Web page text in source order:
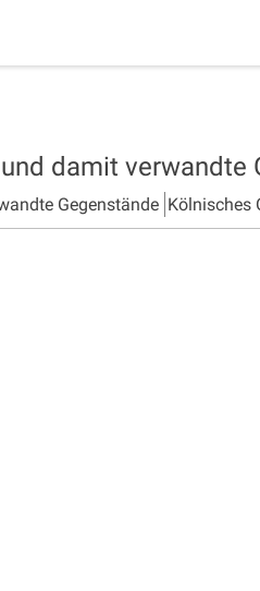
damit verwandte
Gegenstände Kölnisches